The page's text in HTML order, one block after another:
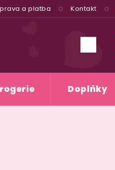
a platba Kontakt
Doplňky